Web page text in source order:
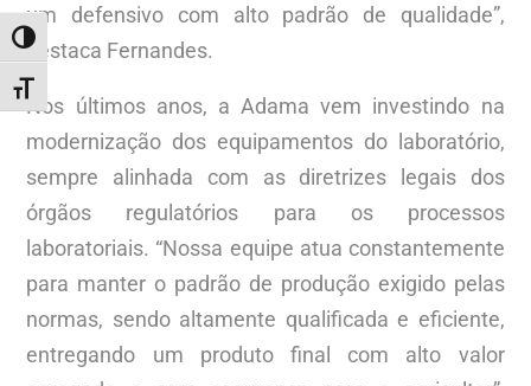
ALTERNAR ALTO CONTRASTE
ALTERNAR TAMANHO DA FONTE
um defensivo com alto padrão de qualidade”,
destaca Fernandes.
Nos últimos anos, a Adama vem investindo na
modernização dos equipamentos do laboratório,
sempre alinhada com as diretrizes legais dos
órgãos regulatórios para os processos
laboratoriais. “Nossa equipe atua constantemente
para manter o padrão de produção exigido pelas
normas, sendo altamente qualificada e eficiente,
entregando um produto final com alto valor